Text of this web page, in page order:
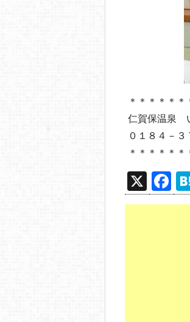
＊＊＊＊＊
仁賀保温泉
０１８４－３
＊＊＊＊＊
X
F
a